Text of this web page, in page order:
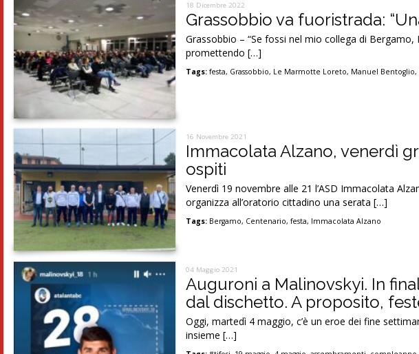
18 Dicembre 2022
Grassobbio va fuoristrada:
Grassobbio – “Se fossi nel mio collega di
promettendo […]
Tags: festa, Grassobbio, Le Marmotte Loreto, Manuel Bentoglio,
16 Novembre 2021
Immacolata Alzano, venerdì
ospiti
Venerdì 19 novembre alle 21 l’ASD Immacolata
organizza all’oratorio cittadino una serata […]
Tags: Bergamo, Centenario,festa, Immacolata Alzano
04 Maggio 2021
Auguroni a Malinovskyi. In
dal dischetto. A proposito,
Oggi, martedì 4 maggio, c’è un eroe dei fine
insieme […]